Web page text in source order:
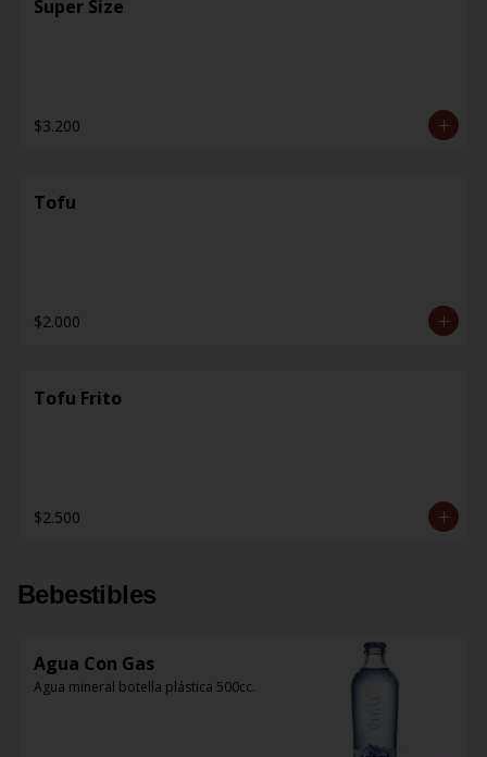
Super Size
$3.200
Tofu
$2.000
Tofu Frito
$2.500
Bebestibles
Agua Con Gas
Agua mineral botella plástica 500cc.